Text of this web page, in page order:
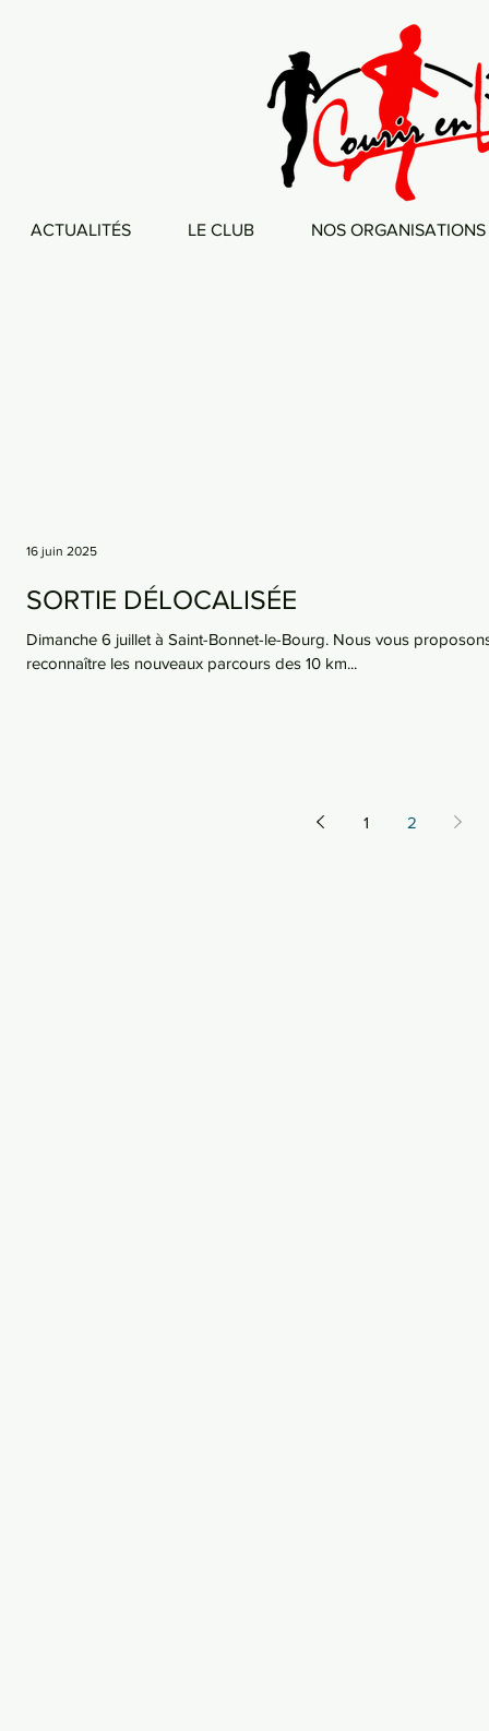
ACTUALITÉS LE CLUB NOS ORGANISATIONS
SORTIE DÉLOCALISÉE
Dimanche 6 juillet à Saint-Bonnet-le-Bourg. Nous vous
reconnaître les nouveaux parcours des 10 km...
16 juin 2025
1 2